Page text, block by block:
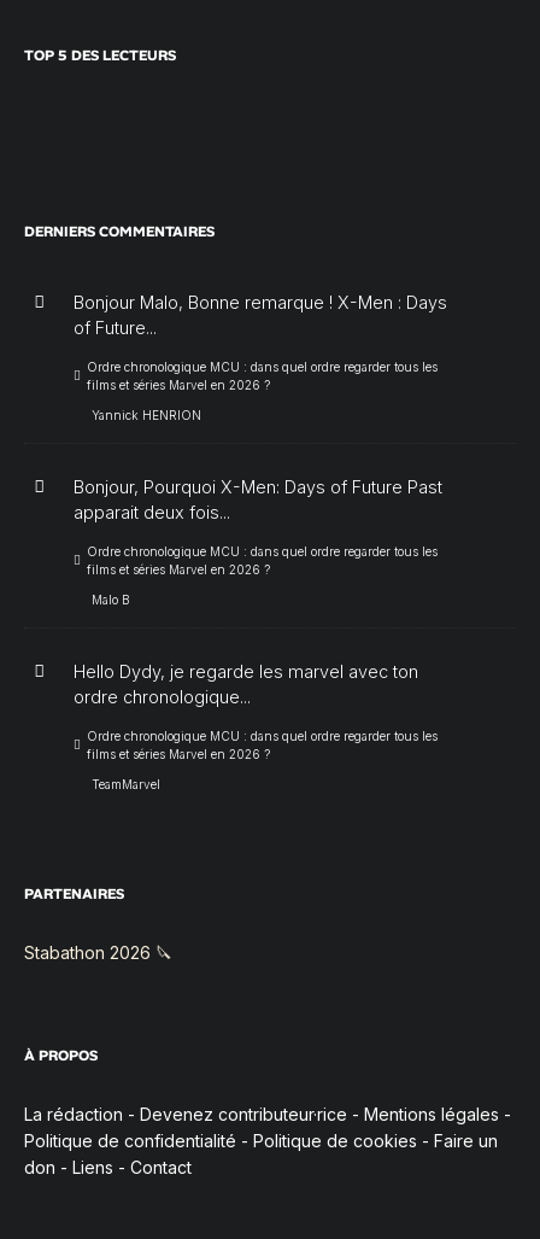
TOP 5 DES LECTEURS
DERNIERS COMMENTAIRES
Bonjour Malo, Bonne remarque ! X-Men : Days
of Future...
Ordre chronologique MCU : dans quel ordre regarder tous les
films et séries Marvel en 2026 ?
Yannick HENRION
Bonjour, Pourquoi X-Men: Days of Future Past
apparait deux fois...
Ordre chronologique MCU : dans quel ordre regarder tous les
films et séries Marvel en 2026 ?
Malo B
Hello Dydy, je regarde les marvel avec ton
ordre chronologique...
Ordre chronologique MCU : dans quel ordre regarder tous les
films et séries Marvel en 2026 ?
TeamMarvel
PARTENAIRES
Stabathon 2026 🔪
À PROPOS
La rédaction - Devenez contributeur·rice - Mentions légales -
Politique de confidentialité - Politique de cookies - Faire un
don - Liens - Contact